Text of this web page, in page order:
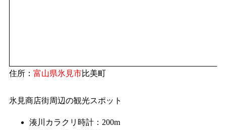
住所： 富山県氷見市比美町
氷見商店街周辺の観光スポット
湊川カラクリ時計：200m